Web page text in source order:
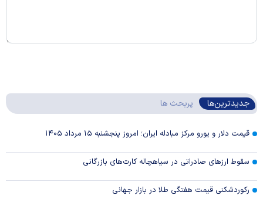
جدیدترین‌ها پربحث ها
قیمت دلار و یورو مرکز مبادله ایران؛ امروز پنجشنبه ۱۵ مرداد ۱۴۰۵
سقوط ارزهای صادراتی در سیاهچاله کارت‌های بازرگانی
رکوردشکنی قیمت هفتگی طلا در بازار‌ جهانی